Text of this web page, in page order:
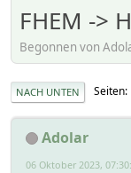
FHEM ->
Begonnen von
NACH UNTEN Seiten
Adolar
06 Oktober 2023,